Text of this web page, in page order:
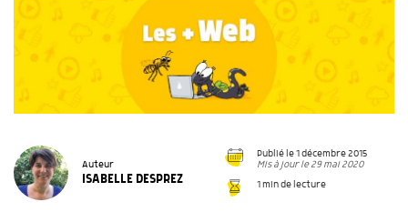
Auteur
ISABELLE DESPREZ
Publié le 1 décembre 2015
Mis à jour le 29 mai 2020
1 min de lecture